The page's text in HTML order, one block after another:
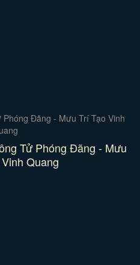
Tử Phóng Đãng - Mưu
Quang